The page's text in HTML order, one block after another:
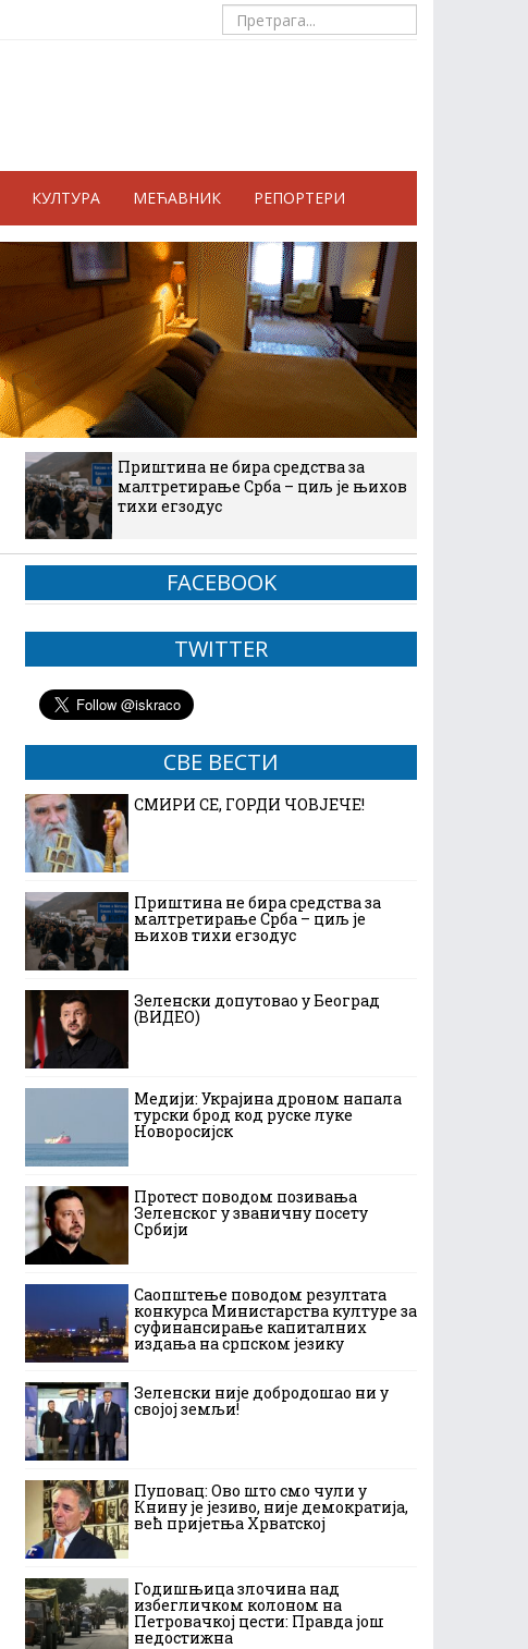
КУЛТУРА МЕЋАВНИК РЕПОРТЕРИ
Приштина не бира средства за
малтретирање Срба – циљ је њихов
тихи егзодус
FACEBOOK
TWITTER
СВЕ ВЕСТИ
СМИРИ СЕ, ГОРДИ ЧОВЈЕЧЕ!
Приштина не бира средства за
малтретирање Срба – циљ је
њихов тихи егзодус
Зеленски допутовао у Београд
(ВИДЕО)
Медији: Украјина дроном напала
турски брод код руске луке
Новоросијск
Протест поводом позивања
Зеленског у званичну посету
Србији
Саопштење поводом резултата
конкурса Министарства културе за
суфинансирање капиталних
издања на српском језику
Зеленски није добродошао ни у
својој земљи!
Пуповац: Ово што смо чули у
Книну је језиво, није демократија,
већ пријетња Хрватској
Годишњица злочина над
избегличком колоном на
Петровачкој цести: Правда још
недостижна